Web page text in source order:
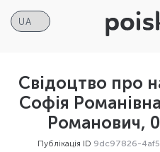
Свідоцтво про
Софія
Романович,
Публікація ID 9dc97826-